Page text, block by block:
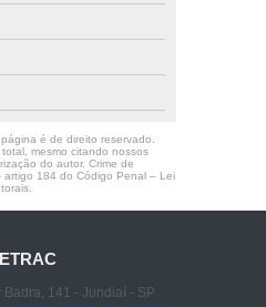
é de direito reservado.
mesmo citando nossos
do autor. Crime de
artigo 184 do Código Penal – Lei
.
141 - Jundiaí - SP